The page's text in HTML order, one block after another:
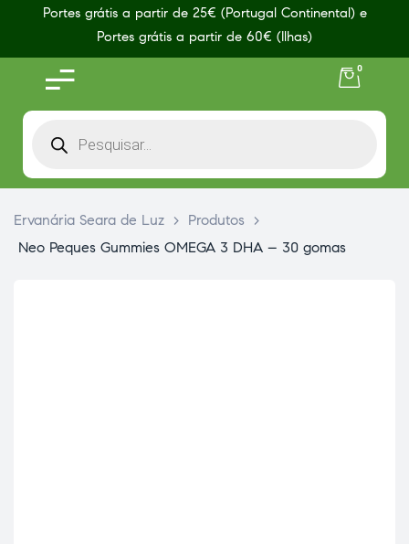
Portes grátis a partir de 25€ (Portugal Continental) e
Portes grátis a partir de 60€ (Ilhas)
0
Ervanária Seara de Luz > Produtos
>
Neo Peques Gummies OMEGA 3 DHA – 30 gomas